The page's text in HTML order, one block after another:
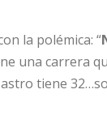
la polémica: “
una carrera
tiene